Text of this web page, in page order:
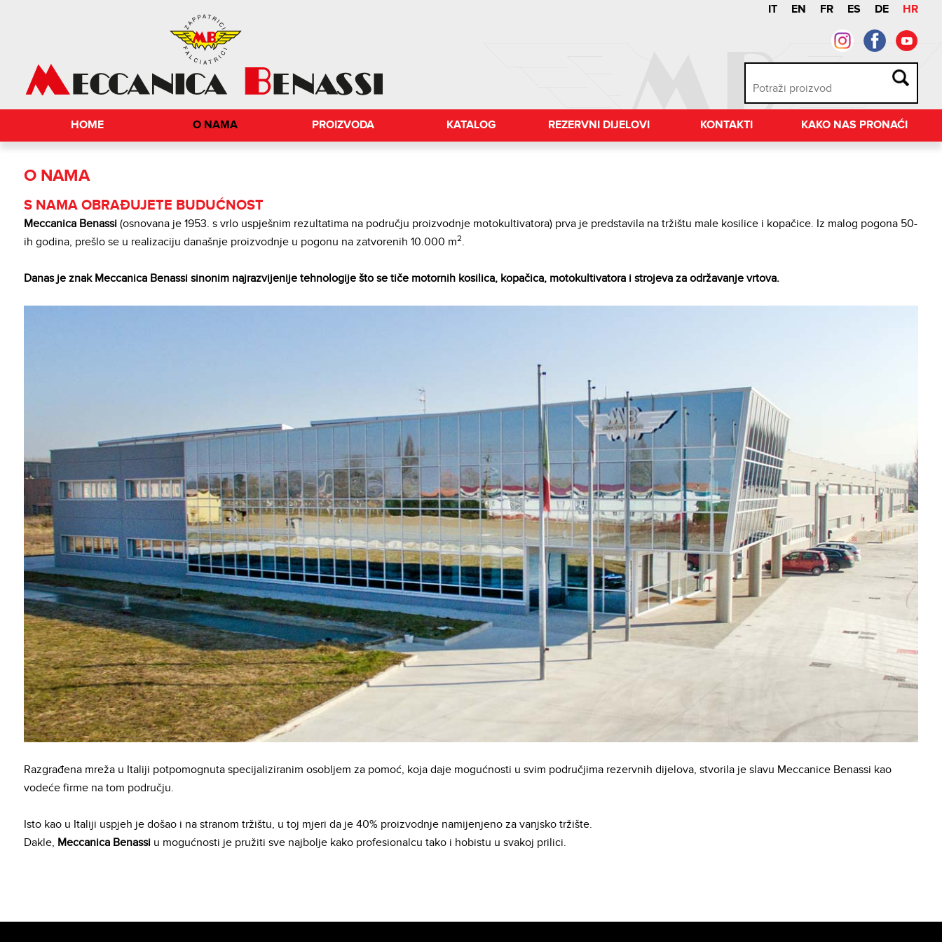
IT EN FR ES DE HR
HOME O NAMA PROIZVODA KATALOG REZERVNI DIJELOVI KONTAKTI KAKO NAS PRONAĆI
O NAMA
S NAMA OBRAĐUJETE BUDUĆNOST
Meccanica Benassi(osnovana je 1953. s vrlo uspješnim rezultatima na području proizvodnje motokultivatora) prva je predstavila na tržištu male kosilice i kopačice. Iz malog pogona 50-
ih godina, prešlo se u realizaciju današnje proizvodnje u pogonu na zatvorenih 10.000 m2.
Danas je znak Meccanica Benassi sinonim najrazvijenije tehnologije što se tiče motornih kosilica, kopačica, motokultivatora i strojeva za održavanje vrtova.
Razgrađena mreža u Italiji potpomognuta specijaliziranim osobljem za pomoć, koja daje mogućnosti u svim područjima rezervnih dijelova, stvorila je slavu Meccanice Benassi kao
vodeće firme na tom području.
Isto kao u Italiji uspjeh je došao i na stranom tržištu, u toj mjeri da je 40% proizvodnje namijenjeno za vanjsko tržište.
Dakle, Meccanica Benassiu mogućnosti je pružiti sve najbolje kako profesionalcu tako i hobistu u svakoj prilici.